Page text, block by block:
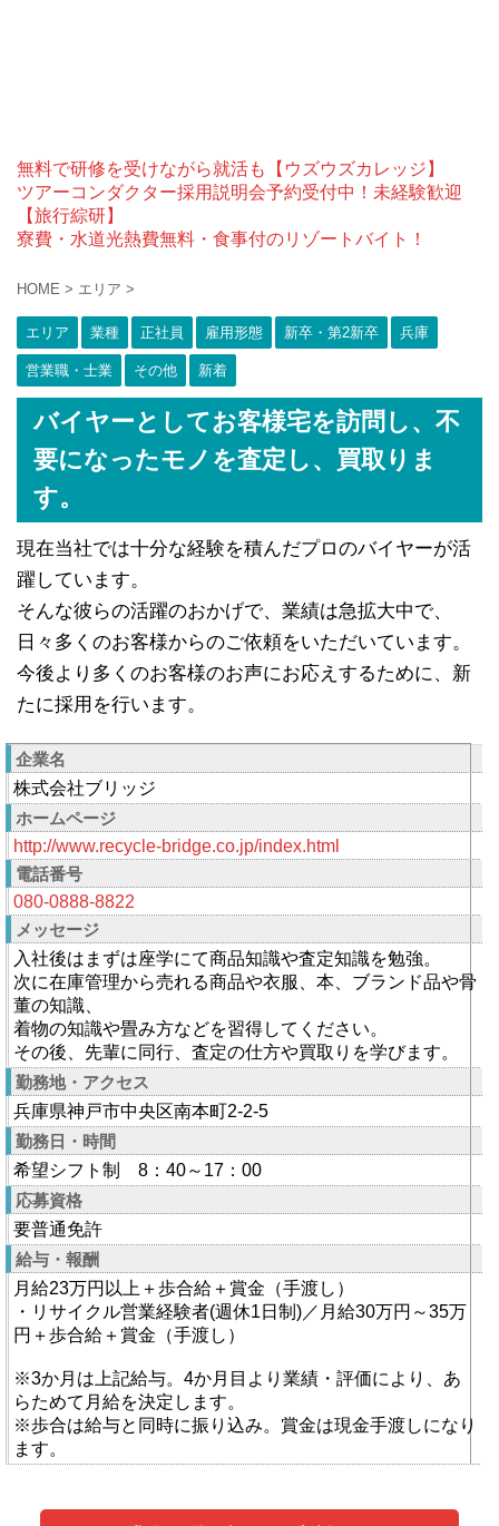
無料で研修を受けながら就活も【ウズウズカレッジ】
ツアーコンダクター採用説明会予約受付中！未経験歓迎
【旅行綜研】
寮費・水道光熱費無料・食事付のリゾートバイト！
HOME > エリア >
エリア 業種 正社員 雇用形態 新卒・第2新卒 兵庫
営業職・士業 その他 新着
バイヤーとしてお客様宅を訪問し、不
要になったモノを査定し、買取りま
す。
現在当社では十分な経験を積んだプロのバイヤーが活
躍しています。
そんな彼らの活躍のおかげで、業績は急拡大中で、
日々多くのお客様からのご依頼をいただいています。
今後より多くのお客様のお声にお応えするために、新
たに採用を行います。
企業名
株式会社ブリッジ
ホームページ
http://www.recycle-bridge.co.jp/index.html
電話番号
080-0888-8822
メッセージ
入社後はまずは座学にて商品知識や査定知識を勉強。
次に在庫管理から売れる商品や衣服、本、ブランド品や骨
董の知識、
着物の知識や畳み方などを習得してください。
その後、先輩に同行、査定の仕方や買取りを学びます。
勤務地・アクセス
兵庫県神戸市中央区南本町2-2-5
勤務日・時間
希望シフト制 8：40～17：00
応募資格
要普通免許
給与・報酬
月給23万円以上＋歩合給＋賞金（手渡し）
・リサイクル営業経験者(週休1日制)／月給30万円～35万
円＋歩合給＋賞金（手渡し）
※3か月は上記給与。4か月目より業績・評価により、あ
らためて月給を決定します。
※歩合は給与と同時に振り込み。賞金は現金手渡しになり
ます。